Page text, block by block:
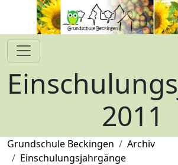
2011
Grundschule Beckingen
Archiv
Einschulungsjahrgänge